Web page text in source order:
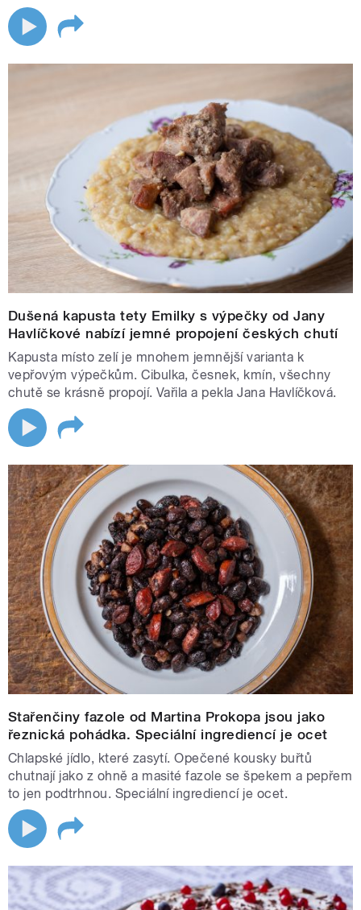
Dušená kapusta tety Emilky s výpečky od Jany
Havlíčkové nabízí jemné propojení českých chutí
Kapusta místo zelí je mnohem jemnější varianta k
vepřovým výpečkům. Cibulka, česnek, kmín, všechny
chutě se krásně propojí. Vařila a pekla Jana Havlíčková.
Stařenčiny fazole od Martina Prokopa jsou jako
řeznická pohádka. Speciální ingrediencí je ocet
Chlapské jídlo, které zasytí. Opečené kousky buřtů
chutnají jako z ohně a masité fazole se špekem a pepřem
to jen podtrhnou. Speciální ingrediencí je ocet.